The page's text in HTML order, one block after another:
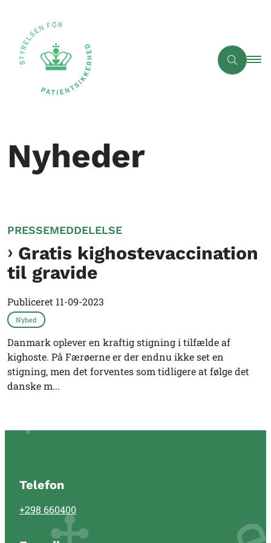
Nyheder
PRESSEMEDDELELSE
Gratis kighostevaccination
til gravide
Publiceret 11-09-2023
Nyhed
Danmark oplever en kraftig stigning i tilfælde af
kighoste. På Færøerne er der endnu ikke set en
stigning, men det forventes som tidligere at følge det
danske m...
Telefon
+298 660400